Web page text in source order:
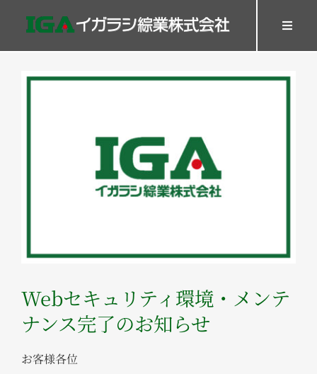
content
Toggle
HOME
SERVICES
View
Webセキュリティ環境・メンテ
ナンス完了のお知らせ
お客様各位